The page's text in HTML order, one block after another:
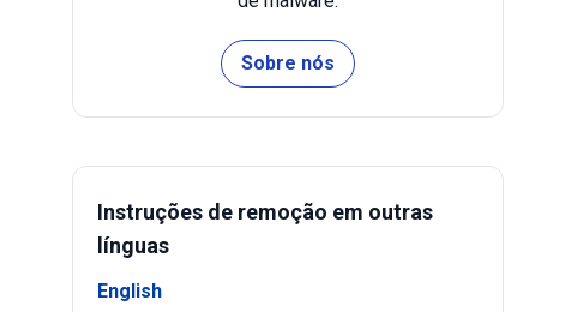
Sobre nós
Instruções de remoção em outras
línguas
English